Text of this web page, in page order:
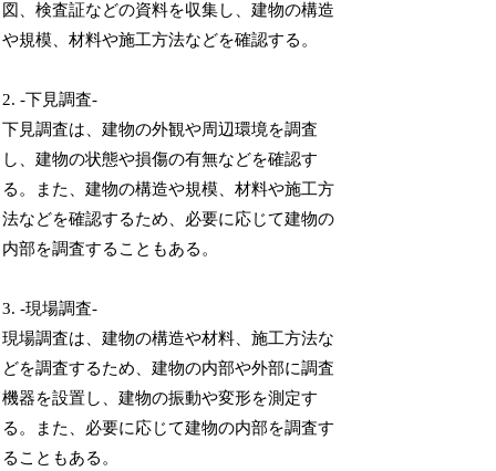
図、検査証などの資料を収集し、建物の構造
や規模、材料や施工方法などを確認する。
2. -下見調査-
下見調査は、建物の外観や周辺環境を調査
し、建物の状態や損傷の有無などを確認す
る。また、建物の構造や規模、材料や施工方
法などを確認するため、必要に応じて建物の
内部を調査することもある。
3. -現場調査-
現場調査は、建物の構造や材料、施工方法な
どを調査するため、建物の内部や外部に調査
機器を設置し、建物の振動や変形を測定す
る。また、必要に応じて建物の内部を調査す
ることもある。